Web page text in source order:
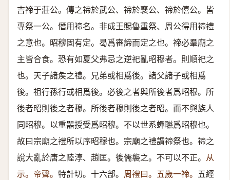
吉禘于莊公。傳之禘於武公、禘於襄公、禘於僖公。皆
專祭一公。僭用禘名。非成王賜魯重祭、周公得用禘禮
之意也。昭穆固有定。曷爲審諦而定之也。禘必羣廟之
主皆合食。恐有如夏父弗忌之逆祀亂昭穆者。則順祀之
也。天子諸矦之禮。兄弟或相爲後。諸父諸子或相爲
後。祖行孫行或相爲後。必後之者與所後者爲昭穆。所
後者昭則後之者穆。所後者穆則後之者昭。而不與族人
同昭穆。以重噐授受爲昭穆。不以世系蟬聮爲昭穆也。
故曰宗廟之禮所以序昭穆也。宗廟之禮謂禘祭也。禘之
說大亂於唐之陸淳、趙匡。後儒襲之。不可以不正。 从
示。帝聲。 特計切。十六部。 周禮曰。五歲一禘。 五經